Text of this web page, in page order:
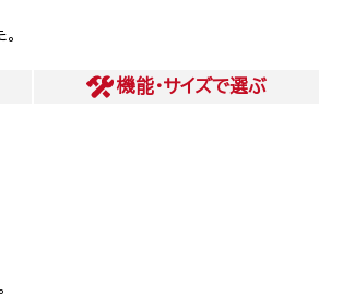
機能・サイズで選ぶ